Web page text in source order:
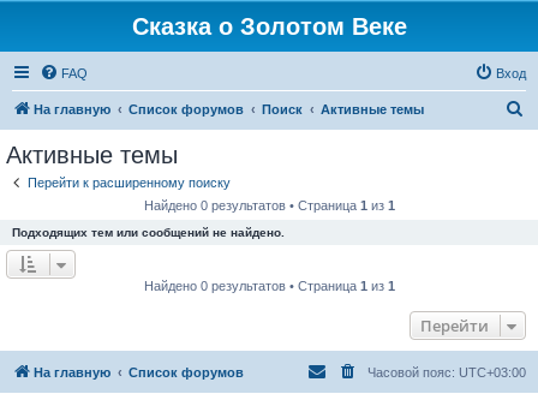
Сказка о Золотом Веке
FAQ Вход
На главную Список форумов Поиск Активные темы
Активные темы
Перейти к расширенному поиску
Найдено 0 результатов • Страница 1 из 1
Подходящих тем или сообщений не найдено.
Найдено 0 результатов • Страница 1 из 1
Перейти
На главную Список форумов Часовой пояс: UTC+03:00